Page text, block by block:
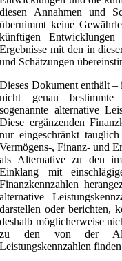
diesen Annahmen und
übernimmt keine
künftigen
Ergebnisse mit den in
und Schätzungen
Dieses Dokument enthält –
nicht genau bestimmte
sogenannte alternative
Diese ergänzenden
nur eingeschränkt
Vermögens-, Finanz- und
als Alternative zu den
Einklang mit
Finanzkennzahlen
alternative
darstellen oder berichten,
deshalb möglicherweise
zu den von der
Leistungskennzahlen